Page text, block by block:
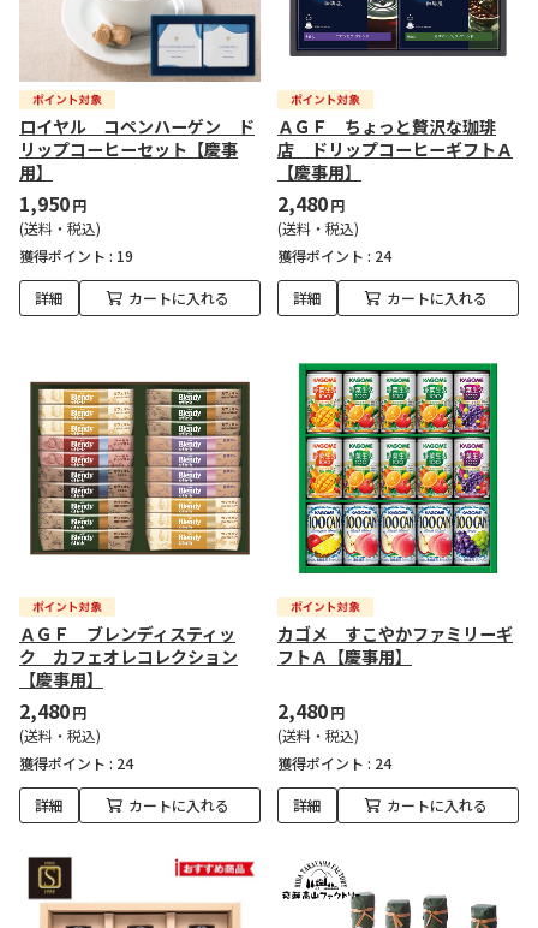
ロイヤル コペンハーゲン ド
リップコーヒーセット【慶事
用】
1,950円
(送料・税込)
獲得ポイント : 19
詳細 カートに入れる
ＡＧＦ ちょっと贅沢な珈琲
店 ドリップコーヒーギフトＡ
【慶事用】
2,480円
(送料・税込)
獲得ポイント : 24
詳細 カートに入れる
ＡＧＦ ブレンディスティッ
ク カフェオレコレクション
【慶事用】
2,480円
(送料・税込)
獲得ポイント : 24
詳細 カートに入れる
カゴメ すこやかファミリーギ
フトＡ【慶事用】
2,480円
(送料・税込)
獲得ポイント : 24
詳細 カートに入れる